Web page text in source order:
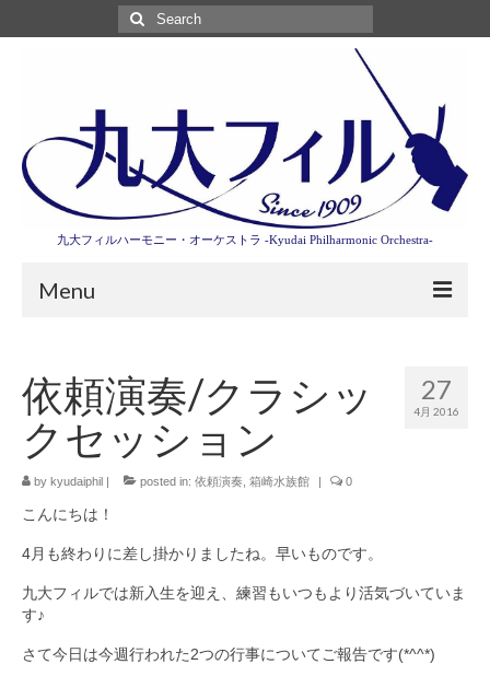
Search
for:
九大フィルハーモニー・オーケストラ -Kyudai Philharmonic Orchestra-
Menu
演奏会情報
卒業記念演奏会2027
九大フィルとは
出張演奏
27
4月 2016
依頼演奏/クラシッ
クセッション
by kyudaiphil posted in: 依頼演奏 箱崎水族館 0
こんにちは！
4月も終わりに差し掛かりましたね。早いものです。
九大フィルでは新入生を迎え、練習もいつもより活気づいていま
す♪
さて今日は今週行われた2つの行事についてご報告です(*^^*)